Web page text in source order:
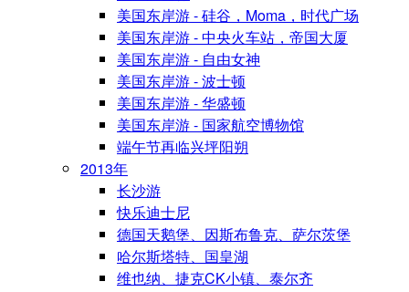
美国东岸游 - 硅谷，Moma，时代广场
美国东岸游 - 中央火车站，帝国大厦
美国东岸游 - 自由女神
美国东岸游 - 波士顿
美国东岸游 - 华盛顿
美国东岸游 - 国家航空博物馆
端午节再临兴坪阳朔
2013年
长沙游
快乐迪士尼
德国天鹅堡、因斯布鲁克、萨尔茨堡
哈尔斯塔特、国皇湖
维也纳、捷克CK小镇、泰尔齐